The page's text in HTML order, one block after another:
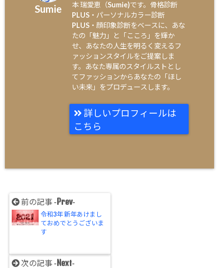
Sumie
本 瑞愛恵（Sumie)です。骨格診断
PLUS・パーソナルカラー診断
PLUS・顔印象診断をベースに、あな
たの「魅力」と「こころ」を輝か
せ、あなたの人生を明るく変えるフ
ァッションスタイルをご提案しま
す。あなた専属のスタイルストとし
てファッションからあなたの「ほし
い未来」をプロデュースします。
詳しいプロフィールは
こちら
前の記事 -Prev-
令和3年 新年あけまし
ておめでとうございま
す
次の記事 -Next-